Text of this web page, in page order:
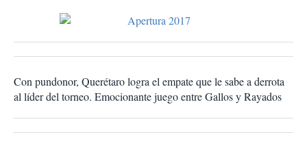
Con pundonor, Querétaro logra el empate que le sabe a derrota
al líder del torneo. Emocionante juego entre Gallos y Rayados